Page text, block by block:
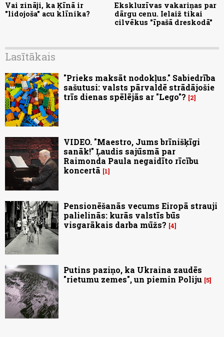
Vai zināji, ka Ķīnā ir
"lidojoša" acu klīnika?
Ekskluzīvas vakariņas par
dārgu cenu. Ielaiž tikai
cilvēkus "īpašā dreskodā"
Lasītākais
"Prieks maksāt nodokļus." Sabiedrība
sašutusi: valsts pārvaldē strādājošie
trīs dienas spēlējās ar "Lego"?
2
VIDEO. "Maestro, Jums brīnišķīgi
sanāk!" Ļaudis sajūsmā par
Raimonda Paula negaidīto rīcību
koncertā
1
Pensionēšanās vecums Eiropā strauji
palielinās: kurās valstīs būs
visgarākais darba mūžs? 4
Putins paziņo, ka Ukraina zaudēs
"rietumu zemes", un piemin Poliju 5